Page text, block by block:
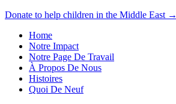
Donate to help children in the Middle East →
Home
Notre Impact
Notre Page De Travail
À Propos De Nous
Histoires
Quoi De Neuf